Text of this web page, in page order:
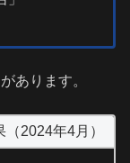
あります。
2024年4月）